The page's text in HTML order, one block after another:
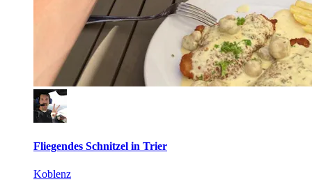
Fliegendes Schnitzel in Trier
Koblenz